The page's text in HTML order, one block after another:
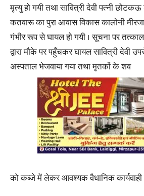
मृत्यु हो गयी तथा सावित्री देवी पत्नी छोटकऊ
कतवारू का पुरा आवास विकास कालोनी
गंभीर रूप से घायल हो गयी । सूचना पर
द्वारा मौके पर पहुँचकर घायल सावित्री देवी
अस्पताल भेजवाया गया तथा मृतकों के शव
को कब्जे में लेकर आवश्यक वैधानिक कार्यवाही